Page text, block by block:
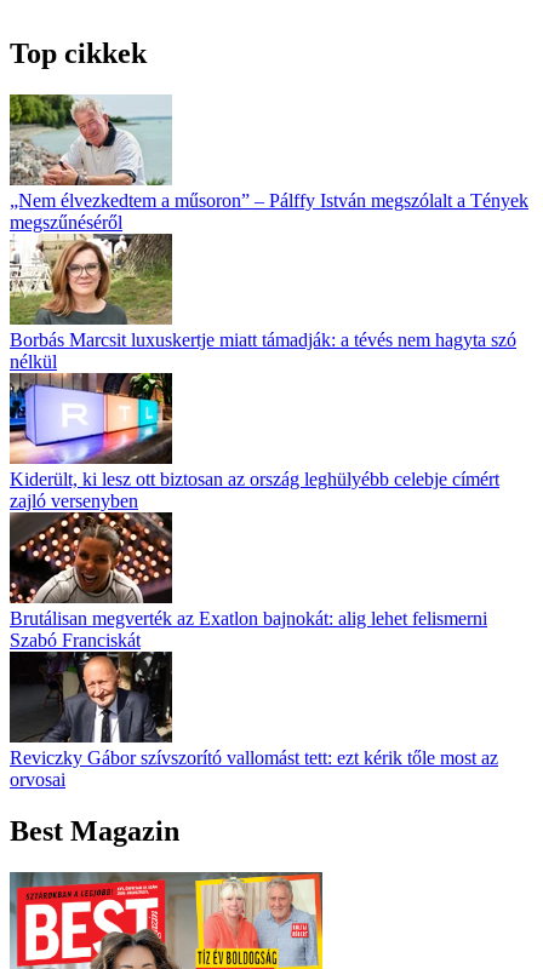
Top cikkek
„Nem élvezkedtem a műsoron” – Pálffy István megszólalt a Tények
megszűnéséről
Borbás Marcsit luxuskertje miatt támadják: a tévés nem hagyta szó
nélkül
Kiderült, ki lesz ott biztosan az ország leghülyébb celebje címért
zajló versenyben
Brutálisan megverték az Exatlon bajnokát: alig lehet felismerni
Szabó Franciskát
Reviczky Gábor szívszorító vallomást tett: ezt kérik tőle most az
orvosai
Best Magazin